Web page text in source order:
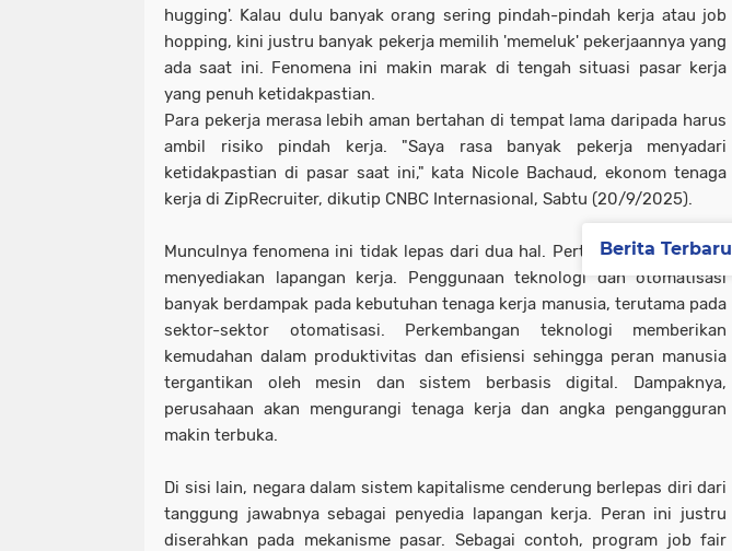
hugging'. Kalau dulu banyak orang sering pindah-pindah kerja atau job
hopping, kini justru banyak pekerja memilih 'memeluk' pekerjaannya yang
ada saat ini. Fenomena ini makin marak di tengah situasi pasar kerja
yang penuh ketidakpastian.
Para pekerja merasa lebih aman bertahan di tempat lama daripada harus
ambil risiko pindah kerja. "Saya rasa banyak pekerja menyadari
ketidakpastian di pasar saat ini," kata Nicole Bachaud, ekonom tenaga
kerja di ZipRecruiter, dikutip CNBC Internasional, Sabtu (20/9/2025).
Munculnya fenomena ini tidak lepas dari dua hal. Pertama, negara gagal
menyediakan lapangan kerja. Penggunaan teknologi dan otomatisasi
banyak berdampak pada kebutuhan tenaga kerja manusia, terutama pada
sektor-sektor otomatisasi. Perkembangan teknologi memberikan
kemudahan dalam produktivitas dan efisiensi sehingga peran manusia
tergantikan oleh mesin dan sistem berbasis digital. Dampaknya,
perusahaan akan mengurangi tenaga kerja dan angka pengangguran
makin terbuka.
Di sisi lain, negara dalam sistem kapitalisme cenderung berlepas diri dari
tanggung jawabnya sebagai penyedia lapangan kerja. Peran ini justru
diserahkan pada mekanisme pasar. Sebagai contoh, program job fair
Berita Terbaru